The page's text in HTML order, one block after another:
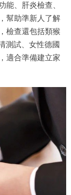
能、肝炎檢查、
幫助準新人了解
檢查還包括類猴
測試、女性德國
適合準備建立家